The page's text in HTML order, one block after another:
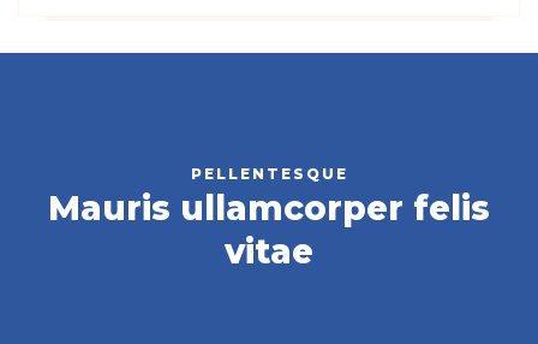
PELLENTESQUE
Mauris ullamcorper felis
vitae